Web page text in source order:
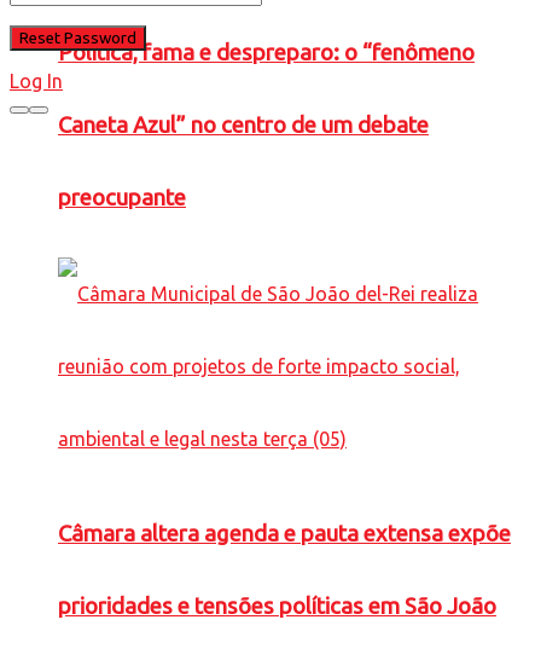
Política, fama e despreparo: o “fenômeno
Caneta Azul” no centro de um debate
preocupante
Câmara altera agenda e pauta extensa expõe
prioridades e tensões políticas em São João
Log In